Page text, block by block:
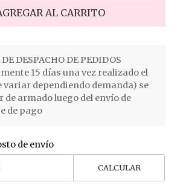
AL CARRITO
DESPACHO DE PEDIDOS
15 días una vez realizado el
variar dependiendo demanda) se
de armado luego del envío de
de pago
de envío
CALCULAR